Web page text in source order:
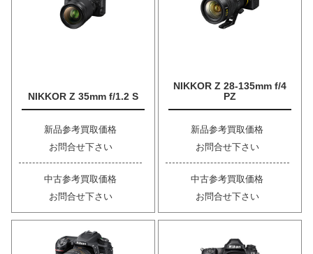
NIKKOR Z 35mm f/1.2 S
新品参考買取価格
お問合せ下さい
中古参考買取価格
お問合せ下さい
NIKKOR Z 28-135mm f/4
PZ
新品参考買取価格
お問合せ下さい
中古参考買取価格
お問合せ下さい